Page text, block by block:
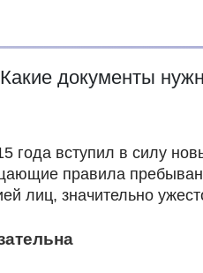
документы
года вступил в силу
правила
лиц, значительно